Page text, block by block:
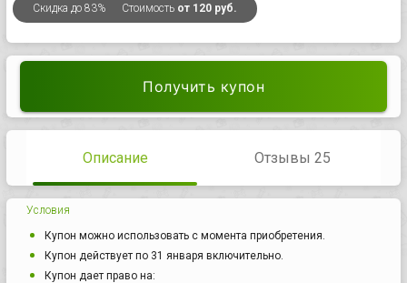
Скидка до 83% Стоимость от 120 руб.
Получить купон
Описание Отзывы 25
Условия
Купон можно использовать с момента приобретения.
Купон действует по 31 января включительно.
Купон дает право на: